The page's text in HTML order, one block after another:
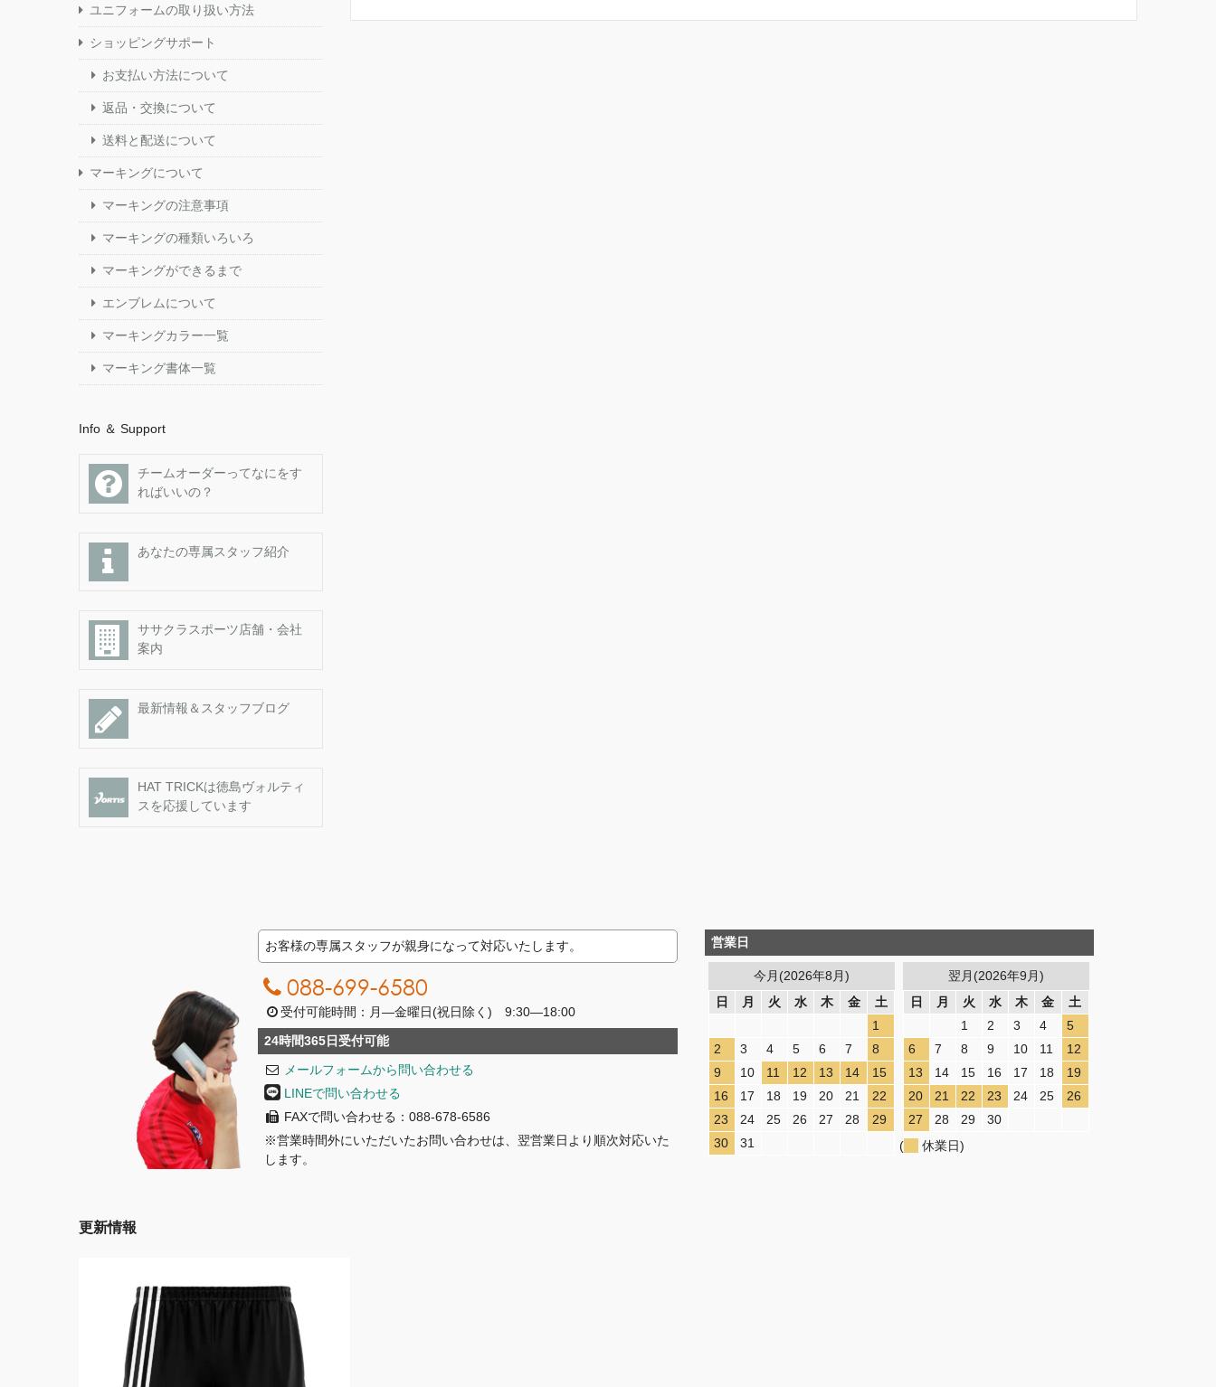
ユニフォームの取り扱い方法
ショッピングサポート
お支払い方法について
返品・交換について
送料と配送について
マーキングについて
マーキングの注意事項
マーキングの種類いろいろ
マーキングができるまで
エンブレムについて
マーキングカラー一覧
マーキング書体一覧
Info ＆ Support
チームオーダーってなにをす
ればいいの？
あなたの専属スタッフ紹介
ササクラスポーツ店舗・会社
案内
最新情報＆スタッフブログ
HAT TRICKは徳島ヴォルティ
スを応援しています
お客様の専属スタッフが親身になって対応いたします。
088-699-6580
受付可能時間：月―金曜日(祝日除く) 9:30―18:00
24時間365日受付可能
メールフォームから問い合わせる
LINEで問い合わせる
FAXで問い合わせる：088-678-6586
※営業時間外にいただいたお問い合わせは、翌営業日より順次対応いた
します。
営業日
今月(2026年8月)
日
月 火 水 木 金
土
1
2
3 4 5 6 7
8
9
10 11 12 13 14
15
16
17 18 19 20 21
22
23
24 25 26 27 28
29
30
31
翌月(2026年9月)
日
月 火 水 木 金
土
1
2 3 4
5
6
7 8 9 10 11
12
13
14 15 16 17 18
19
20
21 22 23 24 25
26
27
28 29
30
(
休業日)
更新情報